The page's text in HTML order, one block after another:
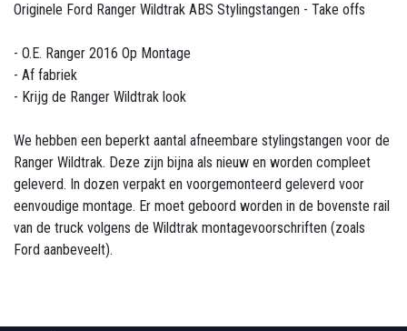
Originele Ford Ranger Wildtrak ABS Stylingstangen - Take offs
- O.E. Ranger 2016 Op Montage
- Af fabriek
- Krijg de Ranger Wildtrak look
We hebben een beperkt aantal afneembare stylingstangen voor de
Ranger Wildtrak. Deze zijn bijna als nieuw en worden compleet
geleverd. In dozen verpakt en voorgemonteerd geleverd voor
eenvoudige montage. Er moet geboord worden in de bovenste rail
van de truck volgens de Wildtrak montagevoorschriften (zoals
Ford aanbeveelt).